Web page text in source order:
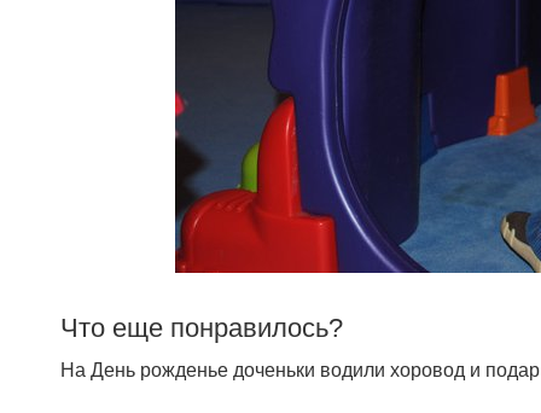
Что еще понравилось?
На День рожденье доченьки водили хоровод и